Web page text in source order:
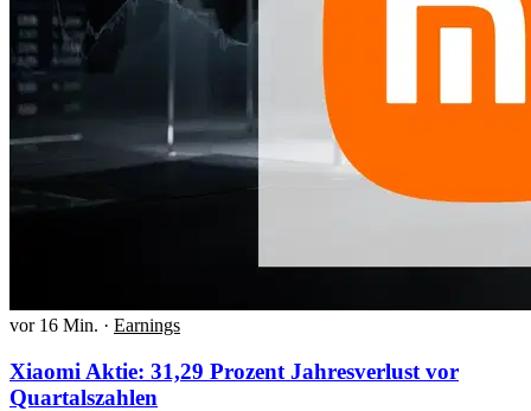
vor 16 Min. · Earnings
Xiaomi Aktie: 31,29 Prozent Jahresverlust vor
Quartalszahlen